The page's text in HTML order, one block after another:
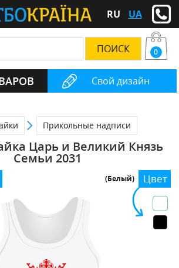
RU UA
Свой дизайн
0
Прикольные надписи
Царь и Великий Князь
Семьи 2031
Цвет
(Белый)